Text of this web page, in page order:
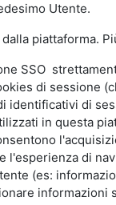
Utente.
piattaforma.
SSO
di sessione
identificativi di
in questa
di
(es:
informazioni